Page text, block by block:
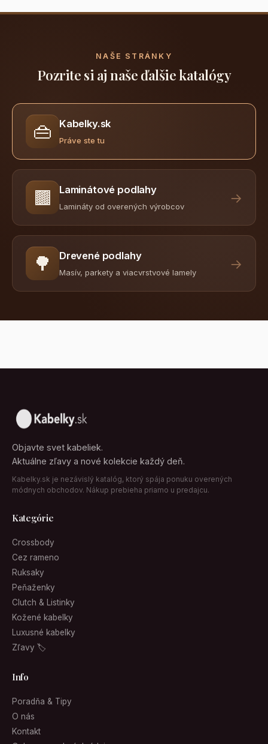
Pozrite si aj naše ďalšie katalógy
👜 Práve ste tu
🟫 Lamináty od overených výrobcov
🌳 Masív, parkety a viacvrstvové lamely
Objavte svet kabeliek.
Aktuálne zľavy a nové kolekcie každý deň.
Kabelky.sk je nezávislý katalóg, ktorý spája ponuku overených
módnych obchodov. Nákup prebieha priamo u predajcu.
Cez rameno
Ruksaky
Peňaženky
Clutch & Listinky
Kožené kabelky
Luxusné kabelky
Zľavy 🏷
O nás
Kontakt
Ochrana osobných údajov